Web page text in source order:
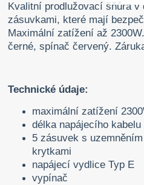
Kvalitní prodlužovací šňůra v
zásuvkami, které mají
Maximální zatížení až
černé, spínač červený.
Technické údaje:
maximální zatížení
délka napájecího kabelu
5 zásuvek s
krytkami
napájecí vydlice Typ E
vypínač